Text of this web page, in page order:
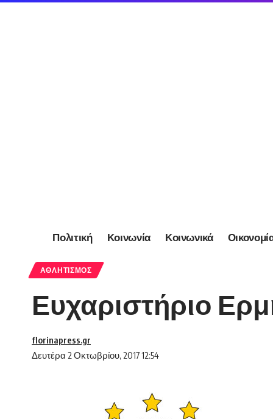
Πολιτική Κοινωνία Κοινωνικά
ΑΘΛΗΤΙΣΜΌΣ
Ευχαριστήριο
Δευτέρα 2 Οκτωβρίου, 2017 12:54
florinapress.gr